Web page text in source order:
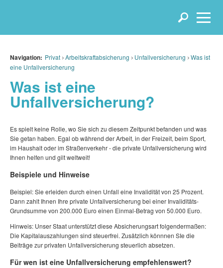
Navigation: Privat Arbeitskraftabsicherung Unfallversicherung
Was ist
eine Unfallversicherung
Was ist eine
Unfallversicherung?
Es spielt keine Rolle, wo Sie sich zu diesem Zeitpunkt befanden und was
Sie getan haben. Egal ob während der Arbeit, in der Freizeit, beim Sport,
im Haushalt oder im Straßenverkehr - die private Unfallversicherung wird
Ihnen helfen und gilt weltweit!
Beispiele und Hinweise
Beispiel: Sie erleiden durch einen Unfall eine Invalidität von 25 Prozent.
Dann zahlt Ihnen Ihre private Unfallversicherung bei einer Invaliditäts-
Grundsumme von 200.000 Euro einen Einmal-Betrag von 50.000 Euro.
Hinweis: Unser Staat unterstützt diese Absicherungsart folgendermaßen:
Die Kapitalauszahlungen sind steuerfrei. Zusätzlich könnnen SIe die
Beiträge zur privaten Unfallversicherung steuerlich absetzen.
Für wen ist eine Unfallversicherung empfehlenswert?